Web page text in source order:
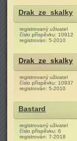
Drak_ze_skalky
registrovaný uživatel
číslo příspěvku: 10912
registrován: 5-2010
Drak_ze_skalky
registrovaný uživatel
číslo příspěvku: 10937
registrován: 5-2010
Bastard
registrovaný uživatel
číslo příspěvku: 6
registrován: 7-2018